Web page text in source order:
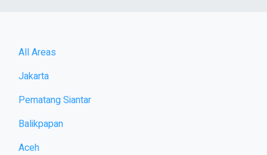
All Areas
Jakarta
Pematang Siantar
Balikpapan
Aceh